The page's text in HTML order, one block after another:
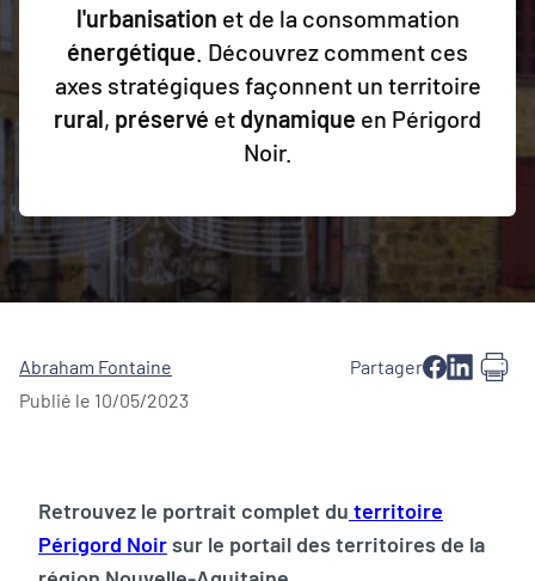
l'urbanisation et de la consommation
énergétique. Découvrez comment ces
axes stratégiques façonnent un territoire
rural, préservé et dynamique en Périgord
Noir.
Abraham Fontaine
Publié le 10/05/2023
Partager
Retrouvez le portrait complet du territoire
Périgord Noirsur le portail des territoires de la